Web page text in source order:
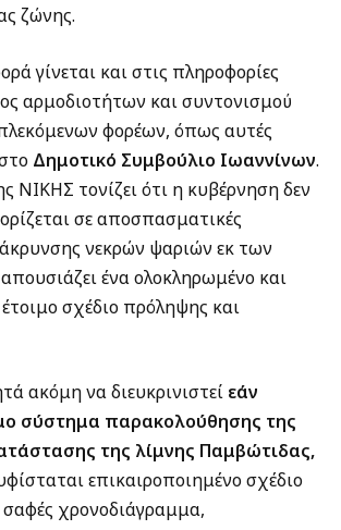
ζώνης.
γίνεται και στις πληροφορίες
αρμοδιοτήτων και συντονισμού
φορέων, όπως αυτές
Δημοτικό Συμβούλιο Ιωαννίνων.
ΝΙΚΗΣ τονίζει ότι η κυβέρνηση δεν
σε αποσπασματικές
νεκρών ψαριών εκ των
ένα ολοκληρωμένο και
σχέδιο πρόληψης και
ακόμη να διευκρινιστεί εάν
σύστημα παρακολούθησης της
της λίμνης Παμβώτιδας,
επικαιροποιημένο σχέδιο
σαφές χρονοδιάγραμμα,